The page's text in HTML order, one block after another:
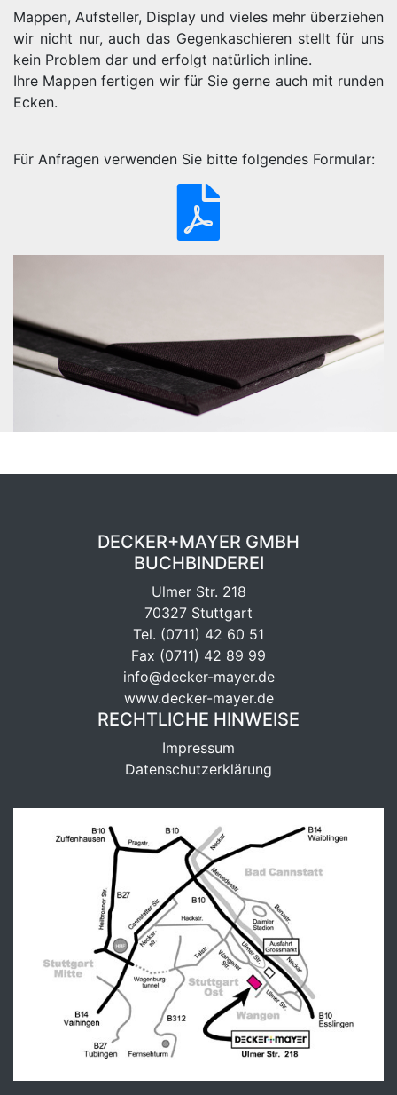
Mappen, Aufsteller, Display und vieles mehr überziehen
wir nicht nur, auch das Gegenkaschieren stellt für uns
kein Problem dar und erfolgt natürlich inline.
Ihre Mappen fertigen wir für Sie gerne auch mit runden
Ecken.
Für Anfragen verwenden Sie bitte folgendes Formular:
DECKER+MAYER GMBH
BUCHBINDEREI
Ulmer Str. 218
70327 Stuttgart
Tel. (0711) 42 60 51
Fax (0711) 42 89 99
info@decker-mayer.de
www.decker-mayer.de
RECHTLICHE HINWEISE
Impressum
Datenschutzerklärung